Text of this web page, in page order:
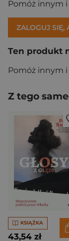
Pomóż innym
ZALOGUJ SIĘ,
Ten produkt
Pomóż innym
Z tego
KSIĄŻKA
43,54 zł